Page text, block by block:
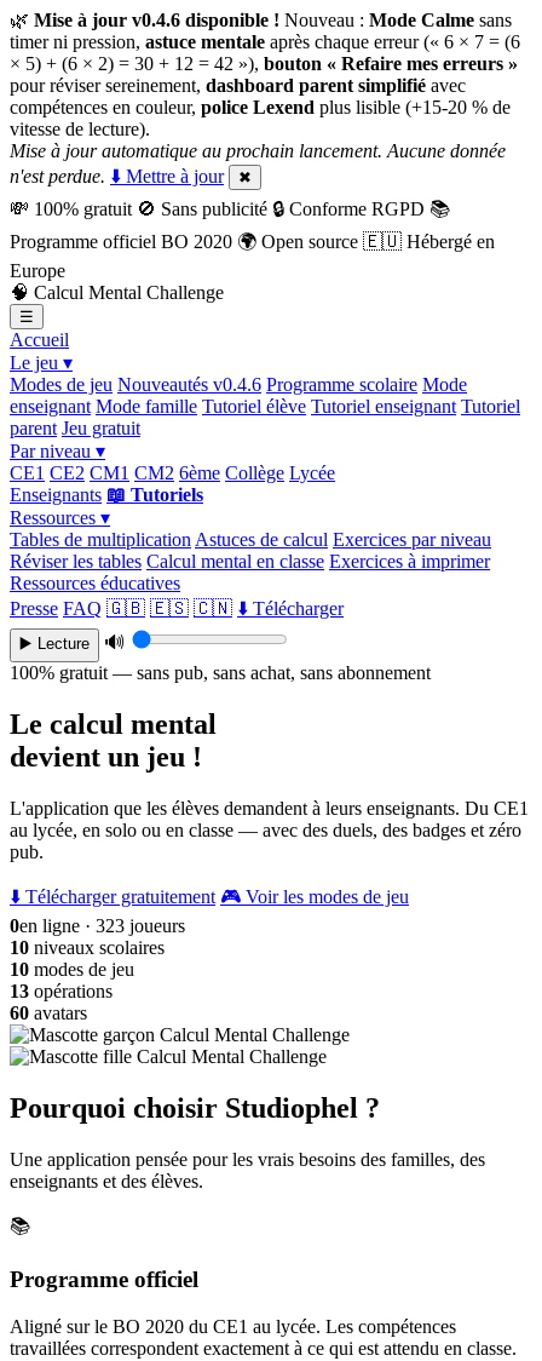
🌿 Mise à jour v0.4.6 disponible ! Nouveau : Mode Calme sans
timer ni pression, astuce mentale après chaque erreur (« 6 × 7 = (6
× 5) + (6 × 2) = 30 + 12 = 42 »), bouton « Refaire mes erreurs »
pour réviser sereinement, dashboard parent simplifié avec
compétences en couleur, police Lexend plus lisible (+15-20 % de
vitesse de lecture).
Mise à jour automatique au prochain lancement. Aucune donnée
n'est perdue. ⬇️ Mettre à jour ✖
💸 100% gratuit 🚫 Sans publicité 🔒 Conforme RGPD 📚
Programme officiel BO 2020 🌍 Open source 🇪🇺 Hébergé en
Europe
🧠 Calcul Mental Challenge
☰
Accueil
Le jeu ▾
Modes de jeu Nouveautés v0.4.6 Programme scolaire Mode
enseignant Mode famille Tutoriel élève Tutoriel enseignant Tutoriel
parent Jeu gratuit
Par niveau ▾
CE1 CE2 CM1 CM2 6ème Collège Lycée
Enseignants 📖 Tutoriels
Ressources ▾
Tables de multiplication Astuces de calcul Exercices par niveau
Réviser les tables Calcul mental en classe Exercices à imprimer
Ressources éducatives
Presse FAQ 🇬🇧 🇪🇸 🇨🇳 ⬇️ Télécharger
▶️ Lecture
🔊
100% gratuit — sans pub, sans achat, sans abonnement
Le calcul mental
devient un jeu !
L'application que les élèves demandent à leurs enseignants. Du CE1
au lycée, en solo ou en classe — avec des duels, des badges et zéro
pub.
⬇️ Télécharger gratuitement 🎮 Voir les modes de jeu
0en ligne · 323 joueurs
10 niveaux scolaires
10 modes de jeu
13 opérations
60 avatars
Pourquoi choisir Studiophel ?
Une application pensée pour les vrais besoins des familles, des
enseignants et des élèves.
📚
Programme officiel
Aligné sur le BO 2020 du CE1 au lycée. Les compétences
travaillées correspondent exactement à ce qui est attendu en classe.